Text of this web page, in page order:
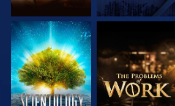
EXPLORA LAS
SERIES
EXPLORA LAS
SERIES